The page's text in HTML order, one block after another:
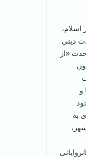
اسلام،
دینی
«از
و
به